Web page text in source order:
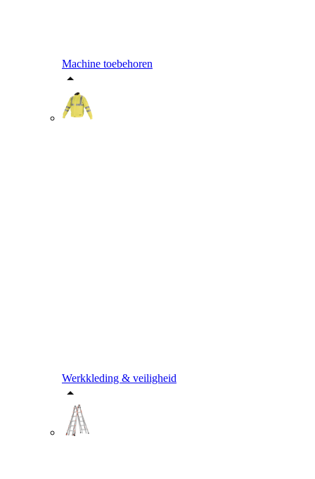
Machine toebehoren
Werkkleding & veiligheid